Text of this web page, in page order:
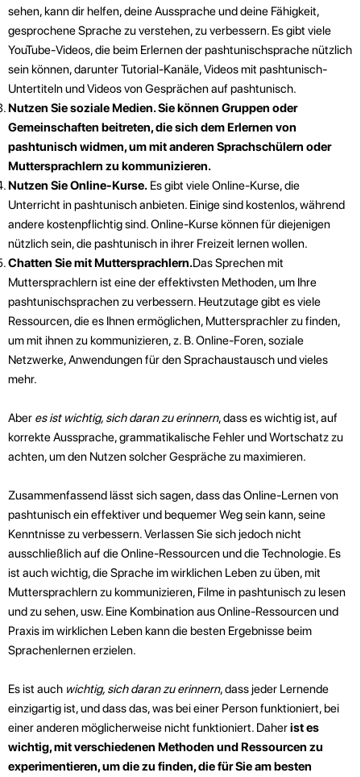
sehen, kann dir helfen, deine Aussprache und deine Fähigkeit,
gesprochene Sprache zu verstehen, zu verbessern. Es gibt viele
YouTube-Videos, die beim Erlernen der pashtunischsprache nützlich
sein können, darunter Tutorial-Kanäle, Videos mit pashtunisch-
Untertiteln und Videos von Gesprächen auf pashtunisch.
Nutzen Sie soziale Medien. Sie können Gruppen oder
Gemeinschaften beitreten, die sich dem Erlernen von
pashtunisch widmen, um mit anderen Sprachschülern oder
Muttersprachlern zu kommunizieren.
Nutzen Sie Online-Kurse. Es gibt viele Online-Kurse, die
Unterricht in pashtunisch anbieten. Einige sind kostenlos, während
andere kostenpflichtig sind. Online-Kurse können für diejenigen
nützlich sein, die pashtunisch in ihrer Freizeit lernen wollen.
Chatten Sie mit Muttersprachlern.Das Sprechen mit
Muttersprachlern ist eine der effektivsten Methoden, um Ihre
pashtunischsprachen zu verbessern. Heutzutage gibt es viele
Ressourcen, die es Ihnen ermöglichen, Muttersprachler zu finden,
um mit ihnen zu kommunizieren, z. B. Online-Foren, soziale
Netzwerke, Anwendungen für den Sprachaustausch und vieles
mehr.
Aber es ist wichtig, sich daran zu erinnern, dass es wichtig ist, auf
korrekte Aussprache, grammatikalische Fehler und Wortschatz zu
achten, um den Nutzen solcher Gespräche zu maximieren.
Zusammenfassend lässt sich sagen, dass das Online-Lernen von
pashtunisch ein effektiver und bequemer Weg sein kann, seine
Kenntnisse zu verbessern. Verlassen Sie sich jedoch nicht
ausschließlich auf die Online-Ressourcen und die Technologie. Es
ist auch wichtig, die Sprache im wirklichen Leben zu üben, mit
Muttersprachlern zu kommunizieren, Filme in pashtunisch zu lesen
und zu sehen, usw. Eine Kombination aus Online-Ressourcen und
Praxis im wirklichen Leben kann die besten Ergebnisse beim
Sprachenlernen erzielen.
Es ist auch wichtig, sich daran zu erinnern, dass jeder Lernende
einzigartig ist, und dass das, was bei einer Person funktioniert, bei
einer anderen möglicherweise nicht funktioniert. Daherist es
wichtig, mit verschiedenen Methoden und Ressourcen zu
experimentieren, um die zu finden, die für Sie am besten